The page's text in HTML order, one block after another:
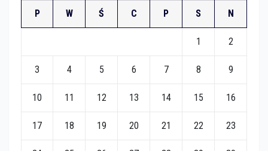
P W Ś C P S N
1 2
3 4 5 6 7 8 9
10 11 12 13 14 15 16
17 18 19 20 21 22 23